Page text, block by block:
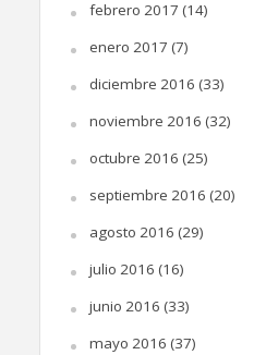
febrero 2017 (14)
enero 2017 (7)
diciembre 2016 (33)
noviembre 2016 (32)
octubre 2016 (25)
septiembre 2016 (20)
agosto 2016 (29)
julio 2016 (16)
junio 2016 (33)
mayo 2016 (37)